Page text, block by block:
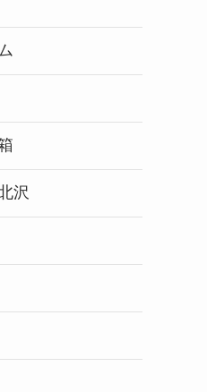
沢